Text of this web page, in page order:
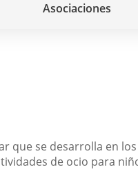
Asociaciones
se desarrolla en
de ocio para